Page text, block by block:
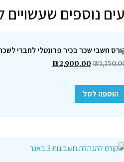
נוספים שעשויים
חשבי שכר בכיר פרונטלי לחברי לשכת
₪
₪2,900.00
הוספה לסל